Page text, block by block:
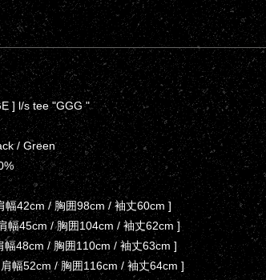
] l/s tee "GGG "
/ Green
幅42cm / 胸囲98cm / 袖丈60cm ]
幅45cm / 胸囲104cm / 袖丈62cm ]
幅48cm / 胸囲110cm / 袖丈63cm ]
幅52cm / 胸囲116cm / 袖丈64cm ]